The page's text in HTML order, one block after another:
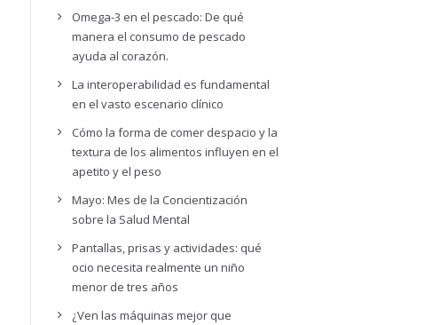
Omega-3 en el pescado: De qué
manera el consumo de pescado
ayuda al corazón.
La interoperabilidad es fundamental
en el vasto escenario clínico
Cómo la forma de comer despacio y la
textura de los alimentos influyen en el
apetito y el peso
Mayo: Mes de la Concientización
sobre la Salud Mental
Pantallas, prisas y actividades: qué
ocio necesita realmente un niño
menor de tres años
¿Ven las máquinas mejor que